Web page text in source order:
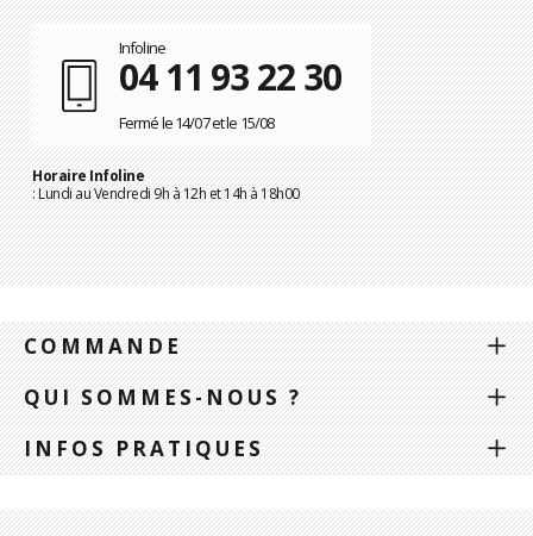
Infoline
04 11 93 22 30
Fermé le 14/07 et le 15/08
Horaire Infoline
: Lundi au Vendredi 9h à 12h et 14h à 18h00
COMMANDE
QUI SOMMES-NOUS ?
INFOS PRATIQUES